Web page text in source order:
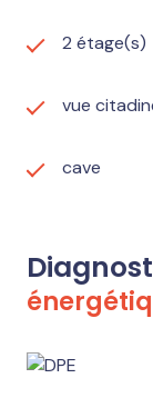
2 étage(s)
vue
cave